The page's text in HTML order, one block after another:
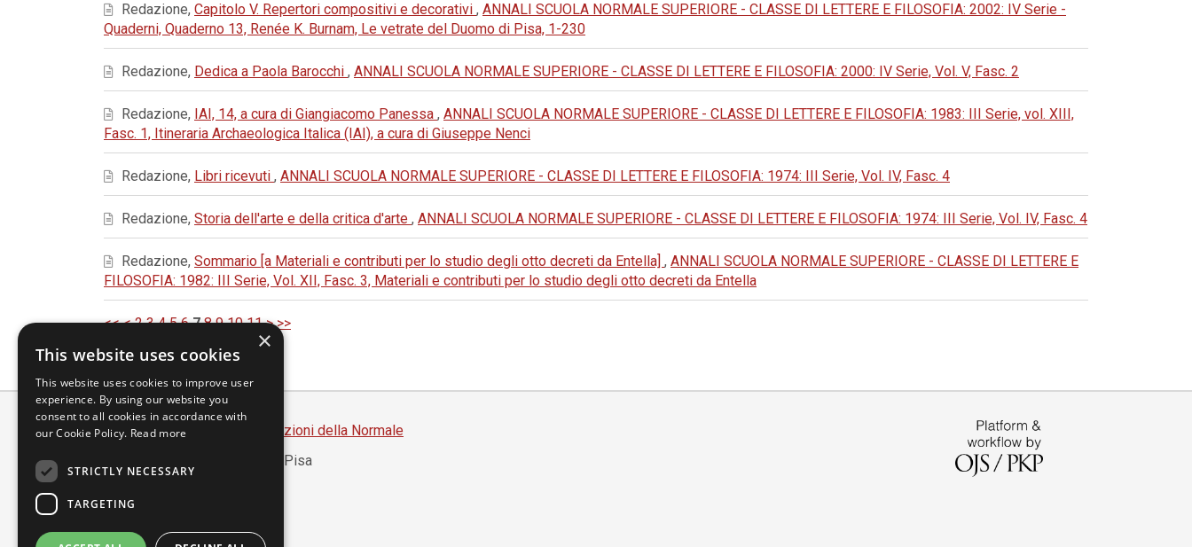
Redazione, Capitolo V. Repertori compositivi e decorativi , ANNALI SCUOLA NORMALE SUPERIORE - CLASSE DI LETTERE E FILOSOFIA: 2002: IV Serie -
Quaderni, Quaderno 13, Renée K. Burnam, Le vetrate del Duomo di Pisa, 1-230
Redazione, Dedica a Paola Barocchi , ANNALI SCUOLA NORMALE SUPERIORE - CLASSE DI LETTERE E FILOSOFIA: 2000: IV Serie, Vol. V, Fasc. 2
Redazione, IAI, 14, a cura di Giangiacomo Panessa , ANNALI SCUOLA NORMALE SUPERIORE - CLASSE DI LETTERE E FILOSOFIA: 1983: III Serie, vol. XIII,
Fasc. 1, Itineraria Archaeologica Italica (IAI), a cura di Giuseppe Nenci
Redazione, Libri ricevuti , ANNALI SCUOLA NORMALE SUPERIORE - CLASSE DI LETTERE E FILOSOFIA: 1974: III Serie, Vol. IV, Fasc. 4
Redazione, Storia dell'arte e della critica d'arte , ANNALI SCUOLA NORMALE SUPERIORE - CLASSE DI LETTERE E FILOSOFIA: 1974: III Serie, Vol. IV, Fasc. 4
Redazione, Sommario [a Materiali e contributi per lo studio degli otto decreti da Entella] , ANNALI SCUOLA NORMALE SUPERIORE - CLASSE DI LETTERE E
FILOSOFIA: 1982: III Serie, Vol. XII, Fasc. 3, Materiali e contributi per lo studio degli otto decreti da Entella
<< < 2 3 4 5 6 7 8 9 10 11 > >>
Scuola Normale Superiore
Edizioni della Normale
Piazza dei Cavalieri, 7 - 56126 Pisa
Partita IVA 00420000507
segreteria.annali@sns.it
×
This website uses cookies
This website uses cookies to improve user
experience. By using our website you
consent to all cookies in accordance with
our Cookie Policy. Read more
STRICTLY NECESSARY
TARGETING